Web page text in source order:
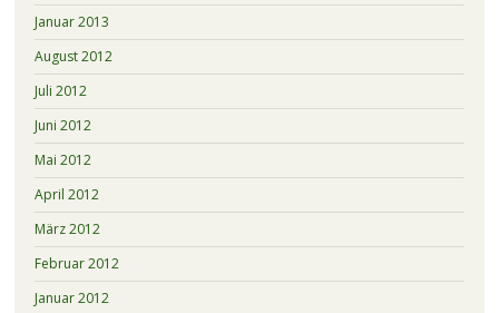
Januar 2013
August 2012
Juli 2012
Juni 2012
Mai 2012
April 2012
März 2012
Februar 2012
Januar 2012